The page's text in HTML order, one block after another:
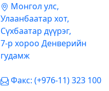
Mонгол улс,
Улаанбаатар хот,
Сүхбаатар дүүрэг,
7-р хороо Денверийн
гудамж
Факс: (+976-11) 323 100